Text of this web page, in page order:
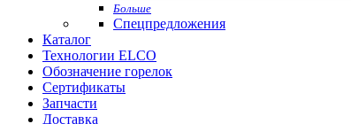
Больше
Спецпредложения
Каталог
Технологии ELCO
Обозначение горелок
Сертификаты
Запчасти
Доставка